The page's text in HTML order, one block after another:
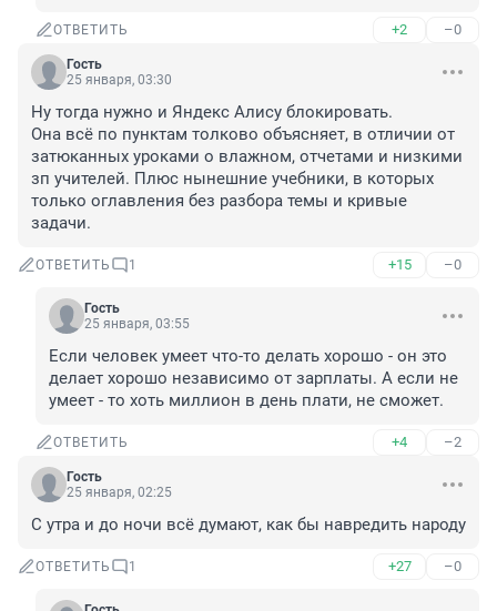
ОТВЕТИТЬ +2 –0
Гость
25 января, 03:30
Ну тогда нужно и Яндекс Алису блокировать.
Она всё по пунктам толково объясняет, в отличии от
затюканных уроками о влажном, отчетами и низкими
зп учителей. Плюс нынешние учебники, в которых
только оглавления без разбора темы и кривые
задачи.
ОТВЕТИТЬ 1 +15 –0
Гость
25 января, 03:55
Если человек умеет что-то делать хорошо - он это
делает хорошо независимо от зарплаты. А если не
умеет - то хоть миллион в день плати, не сможет.
ОТВЕТИТЬ +4 –2
Гость
25 января, 02:25
С утра и до ночи всё думают, как бы навредить народу
ОТВЕТИТЬ 1 +27 –0